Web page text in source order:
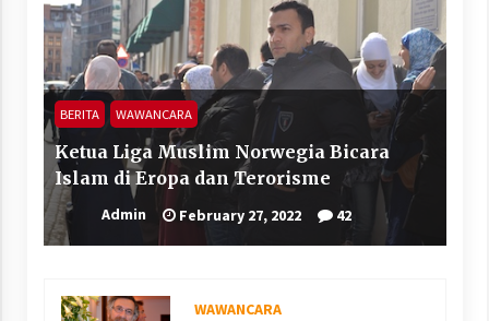
BERITA WAWANCARA
Ketua Liga Muslim Norwegia Bicara
Islam di Eropa dan Terorisme
Admin February 27, 2022 42
WAWANCARA